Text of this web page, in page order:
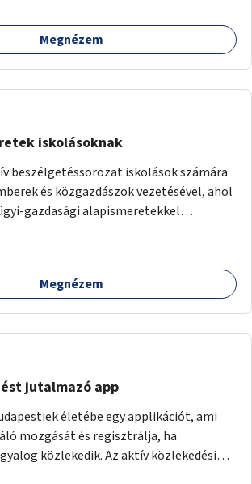
Megnézem
iskolásoknak
beszélgetéssorozat iskolások számára
és közgazdászok vezetésével, ahol
gazdasági alapismeretekkel
intézményben vagy külső
A szervezést az
is. A program pilot jelleggel indulna,
Megnézem
jutalmazó app
életébe egy applikációt, ami
mozgását és regisztrálja, ha
közlekedik. Az aktív közlekedési